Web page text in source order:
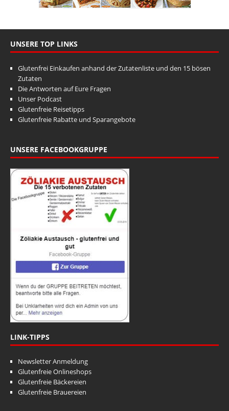
UNSERE TOP LINKS
Glutenfrei Einkaufen anhand der Zutatenliste und den 15 bösen
Zutaten
Die Antworten auf Eure Fragen
Unser Podcast
Glutenfreie Reisetipps
Glutenfreie Rabatte und Sparangebote
UNSERE FACEBOOKGRUPPE
LINK-TIPPS
Newsletter Anmeldung
Glutenfreie Onlineshops
Glutenfreie Bäckereien
Glutenfreie Brauereien